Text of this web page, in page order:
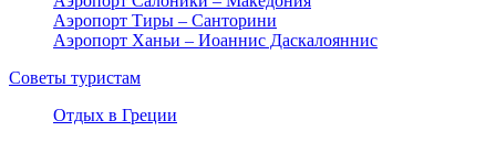
Аэропорт Тиры – Санторини
Аэропорт Ханьи – Иоаннис Даскалояннис
Советы туристам
Отдых в Греции